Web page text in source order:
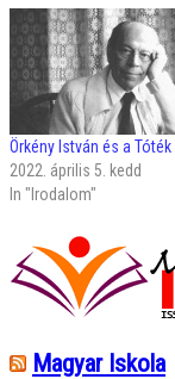
Örkény István és a Tóték
2022. április 5. kedd
In "Irodalom"
Magyar Iskola